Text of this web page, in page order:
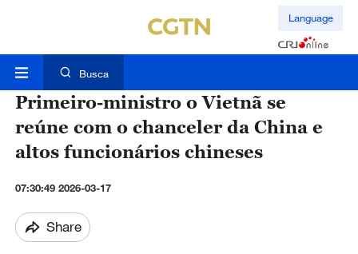
Language
Busca
Primeiro-ministro o Vietnã se
reúne com o chanceler da China e
altos funcionários chineses
07:30:49 2026-03-17
Share